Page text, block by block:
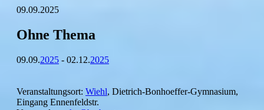
09.09.2025
Ohne Thema
09.09.2025 - 02.12.2025
Veranstaltungsort: Wiehl, Dietrich-Bonhoeffer-Gymnasium,
Eingang Ennenfeldstr.